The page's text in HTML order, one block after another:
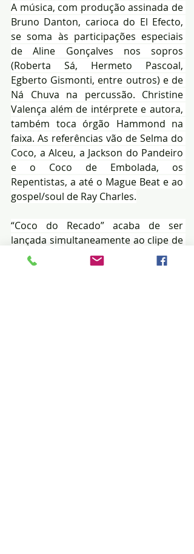
A música, com produção assinada de
Bruno Danton, carioca do El Efecto,
se soma às participações especiais
de Aline Gonçalves nos sopros
(Roberta Sá, Hermeto Pascoal,
Egberto Gismonti, entre outros) e de
Ná Chuva na percussão. Christine
Valença além de intérprete e autora,
também toca órgão Hammond na
faixa. As referências vão de Selma do
Coco, a Alceu, a Jackson do Pandeiro
e o Coco de Embolada, os
Repentistas, a até o Mague Beat e ao
gospel/soul de Ray Charles.
“Coco do Recado” acaba de ser
lançada simultaneamente ao clipe de
16mm dirigido pela Espelho Lunar
(Clara Campos e Bianca Bomfim), da